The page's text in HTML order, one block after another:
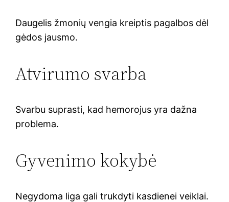
Daugelis žmonių vengia kreiptis pagalbos dėl
gėdos jausmo.
Atvirumo svarba
Svarbu suprasti, kad hemorojus yra dažna
problema.
Gyvenimo kokybė
Negydoma liga gali trukdyti kasdienei veiklai.